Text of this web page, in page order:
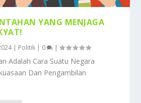
YANG MENJAGA
| Politik | 0 |
Adalah Cara Suatu Negara
Dan Pengambilan